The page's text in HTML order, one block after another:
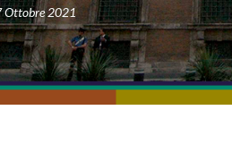
Ottobre 2021